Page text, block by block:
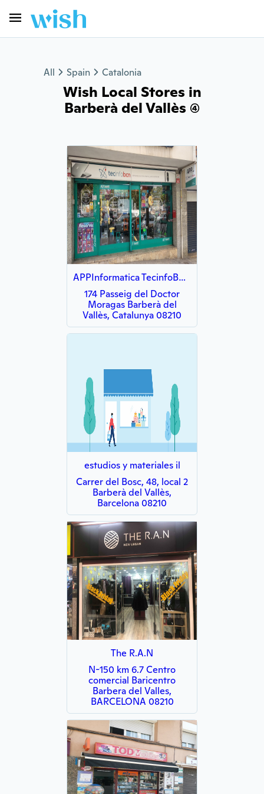
All Spain Catalonia
Wish Local Stores in
Barberà del Vallès (4)
APPInformatica TecinfoBCN Barberà del Vallès
174 Passeig del Doctor
Moragas Barberà del
Vallès, Catalunya 08210
estudios y materiales il
Carrer del Bosc, 48, local 2
Barberà del Vallès,
Barcelona 08210
The R.A.N
N-150 km 6.7 Centro
comercial Baricentro
Barbera del Valles,
BARCELONA 08210